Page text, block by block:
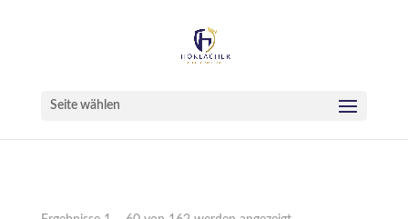
Seite wählen